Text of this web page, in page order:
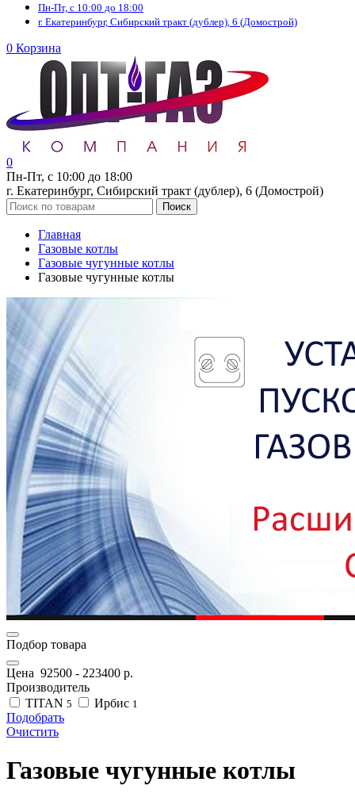
Пн-Пт, с 10:00 до 18:00
г. Екатеринбург, Сибирский тракт (дублер), 6 (Домострой)
0 Корзина
0
Пн-Пт, с 10:00 до 18:00
г. Екатеринбург, Сибирский тракт (дублер), 6 (Домострой)
Поиск
Главная
Газовые котлы
Газовые чугунные котлы
Газовые чугунные котлы
Подбор товара
Цена 92500 - 223400 р.
Производитель
TITAN 5 Ирбис 1
Подобрать
Очистить
Газовые чугунные котлы